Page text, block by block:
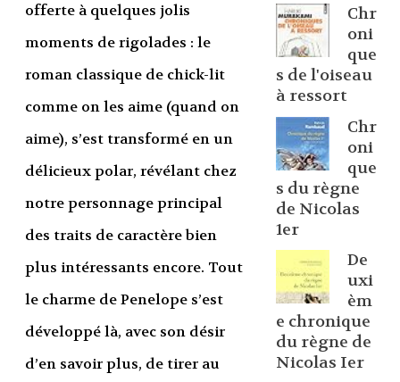
offerte à quelques jolis
moments de rigolades : le
roman classique de chick-lit
comme on les aime (quand on
aime), s’est transformé en un
délicieux polar, révélant chez
notre personnage principal
des traits de caractère bien
plus intéressants encore. Tout
le charme de Penelope s’est
développé là, avec son désir
d’en savoir plus, de tirer au
Chr
oni
que
s de l'oiseau
à ressort
Chr
oni
que
s du règne
de Nicolas
1er
De
uxi
èm
e chronique
du règne de
Nicolas Ier